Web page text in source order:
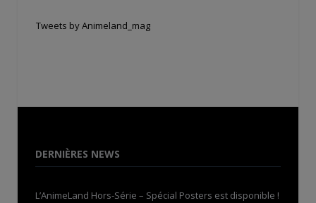
Tweets by Animeland_mag
DERNIÈRES NEWS
L’AnimeLand Hors-Série – Spécial Posters est disponible !